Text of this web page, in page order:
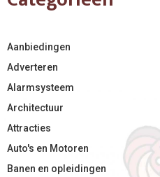
Aanbiedingen
Adverteren
Alarmsysteem
Architectuur
Attracties
Auto's en Motoren
Banen en opleidingen